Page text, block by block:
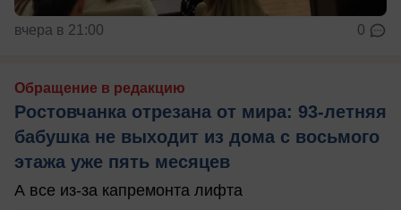
вчера в 21:00 0
Обращение в редакцию
Ростовчанка отрезана от мира: 93-летняя
бабушка не выходит из дома с восьмого
этажа уже пять месяцев
А все из-за капремонта лифта